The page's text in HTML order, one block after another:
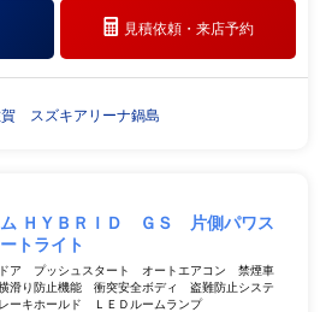
見積依頼・来店予約
賀 スズキアリーナ鍋島
ム ＨＹＢＲＩＤ ＧＳ 片側パワス
トライト
ア プッシュスタート オートエアコン 禁煙車
滑り防止機能 衝突安全ボディ 盗難防止システ
キホールド ＬＥＤルームランプ